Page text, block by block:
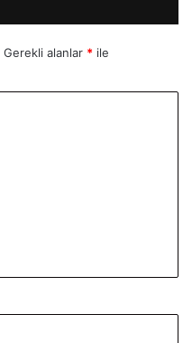
Gerekli alanlar * ile